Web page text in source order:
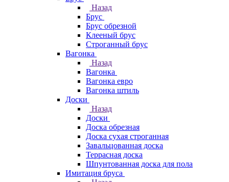
Назад
Брус
Брус обрезной
Клееный брус
Строганный брус
Вагонка
Назад
Вагонка
Вагонка евро
Вагонка штиль
Доски
Назад
Доски
Доска обрезная
Доска сухая строганная
Завальцованная доска
Террасная доска
Шпунтованная доска для пола
Имитация бруса